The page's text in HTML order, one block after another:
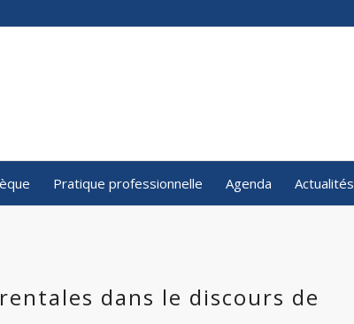
Pratique professionnelle Agenda Actualités
dans le discours de